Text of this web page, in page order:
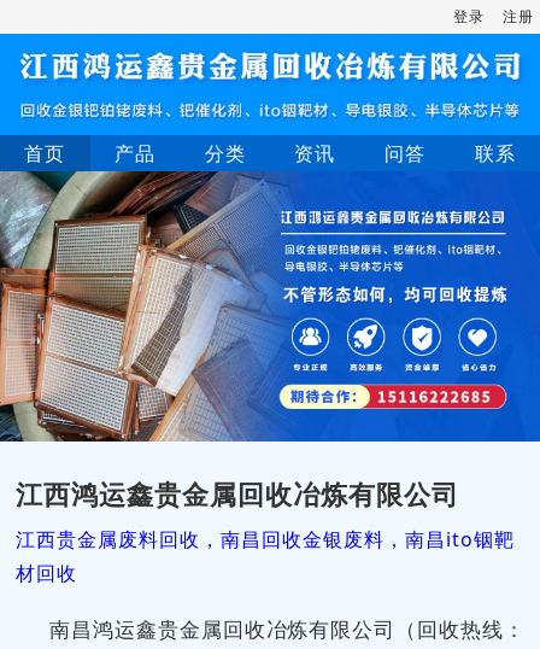
登录 注册
首页 产品 分类 资讯 问答 联系
江西鸿运鑫贵金属回收冶炼有限公司
江西贵金属废料回收，南昌回收金银废料，南昌ito铟靶
材回收
南昌鸿运鑫贵金属回收冶炼有限公司（回收热线：